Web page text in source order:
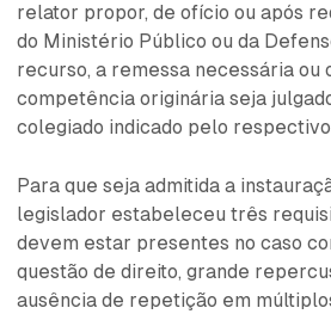
relator propor, de ofício ou após
do Ministério Público ou da
recurso, a remessa necessária ou
competência originária seja
colegiado indicado pelo
Para que seja admitida a
legislador estabeleceu três
devem estar presentes no caso
questão de direito, grande
ausência de repetição em